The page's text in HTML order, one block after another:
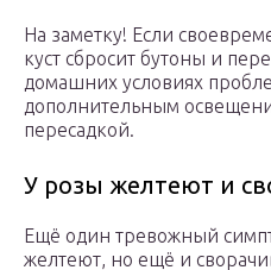
На заметку! Если
куст сбросит бутоны и
домашних условиях
дополнительным
пересадкой.
У розы желтеют и
Ещё один тревожный
желтеют, но ещё и